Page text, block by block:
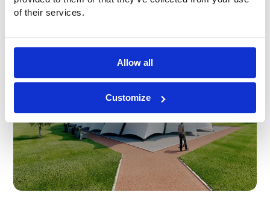
of their services.
Allow all
Customize